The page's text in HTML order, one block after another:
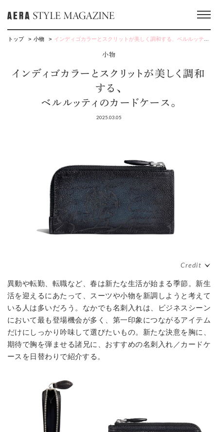
トップ 小物 インディゴカラーとスクリットが美しく調和する、ベルルッティのカードケース。
小物
インディゴカラーとスクリットが美しく調和
する、
ベルルッティのカードケース。
2025.03.05
異動や転勤、転職など、春は新たな生活が始まる季節。新生
活を迎えるにあたって、スーツや小物を新調しようと考えて
いる人は多いだろう。なかでも名刺入れは、ビジネスシーン
において最も登場機会が多く、第一印象につながるアイテム
だけにしっかり吟味して選びたいもの。新たな決意を胸に、
期待で胸を弾ませる諸兄に、おすすめの名刺入れ／カードケ
ースを日替わりで紹介する。